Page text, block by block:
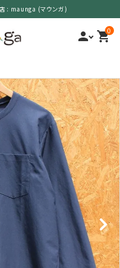
: maunga (マウンガ)
person 0
shopping_cart